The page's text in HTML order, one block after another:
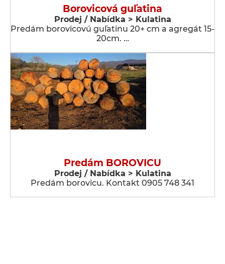
Borovicová guľatina
Prodej / Nabídka > Kulatina
Predám borovicovú guľatinu 20+ cm a agregát 15-
20cm. …
Predám BOROVICU
Prodej / Nabídka > Kulatina
Predám borovicu. Kontakt 0905 748 341